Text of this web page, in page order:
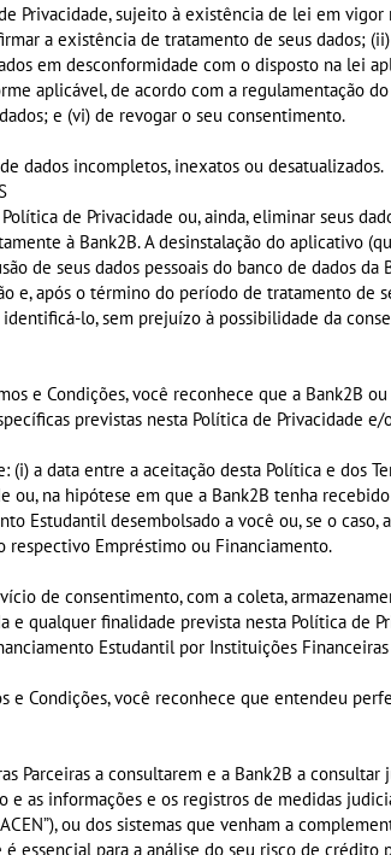
Privacidade, sujeito à existência de lei em
a existência de tratamento de seus dados;
em desconformidade com o disposto na lei
aplicável, de acordo com a regulamentação
e (vi) de revogar o seu consentimento.
dados incompletos, inexatos ou desatualizados.
de Privacidade ou, ainda, eliminar seus
à Bank2B. A desinstalação do aplicativo
de seus dados pessoais do banco de dados da
e, após o término do período de tratamento de
lo, sem prejuízo à possibilidade da
e Condições, você reconhece que a Bank2B
previstas nesta Política de Privacidade
a data entre a aceitação desta Política e dos
na hipótese em que a Bank2B tenha
Estudantil desembolsado a você ou, se o
respectivo Empréstimo ou Financiamento.
de consentimento, com a coleta,
qualquer finalidade prevista nesta Política de
Estudantil por Instituições
e Condições, você reconhece que entendeu
Parceiras a consultarem e a Bank2B a
as informações e os registros de medidas
ou dos sistemas que venham a
essencial para a análise do seu risco de crédito